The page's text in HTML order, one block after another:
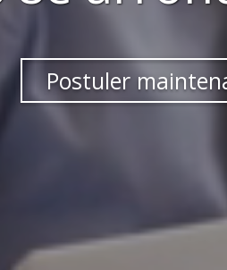
Postuler